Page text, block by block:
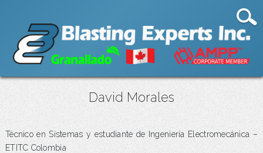
David Morales
Técnico en Sistemas y estudiante de Ingeniería Electromecánica –
ETITC Colombia